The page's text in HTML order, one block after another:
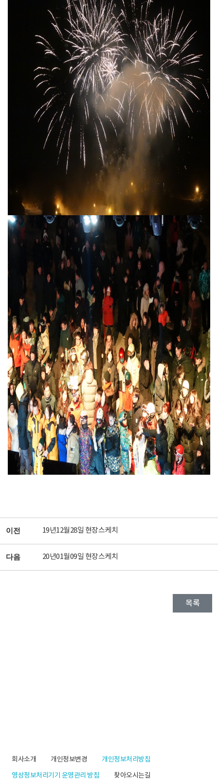
이전 19년12월28일 현장스케치
다음 20년01월09일 현장스케치
목록
회사소개 개인정보변경 개인정보처리방침
영상정보처리기기 운영관리 방침 찾아오시는길